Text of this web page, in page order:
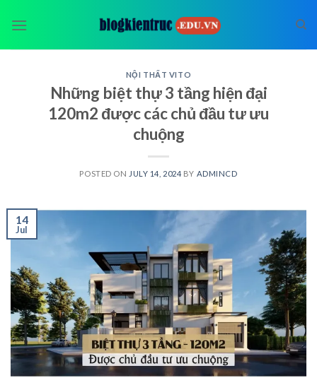
NỘI THẤT VITO
Những biệt thự 3 tầng hiện đại
120m2 được các chủ đầu tư ưu
chuộng
POSTED ON JULY 14, 2024 BY ADMINCD
14
Jul